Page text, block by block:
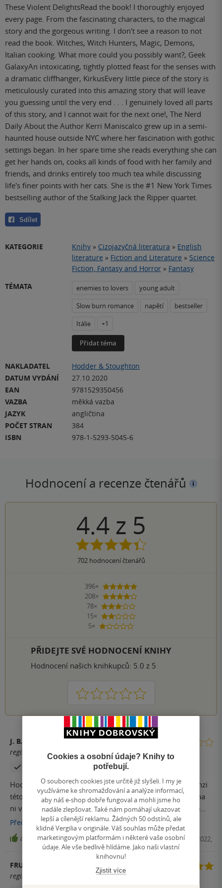
These Violent DelightsRead the book! I thoroughly enjoyed
every page. From the fascinating characters, to the magical
story and the gorgeous writing. I don't see a reason to not
read the book. Witches, Witch Hunters, Magic, Demons,
Italian cooking. What more could you possibly want?, Geek
GalaxyAn intoxicating, tightly plotted feast for the senses with
a dramatic cliffhanger, KirkusEvery little piece of the story is
meticulously curated into this amazing story that will leave
you guessing until the very end . . . I genuinely loved all parts
of this story, and I cannot wait for the next one!, The Nerd
Daily About the Author Kerri Maniscalco grew up in a semi-
haunted house outside NYC where her fascination with gothic
settings began. In her spare time she reads everything she can
get her hands on, cooks all kinds of food with her family and
friends, and drinks entirely too much tea while discussing
life's finer points with her cats. She is the #1 New York Times
bestselling author of the Stalking Jack the Ripper quartet.
Sdílet
KATEGORIE Knihy » Cizojazyčná literatura » English
literature » Fiction and Literature » Science
Fiction, Fantasy and Horror » Fantasy
TÉMATA
enemies to lovers
young adult
Slow burn romance
napětí
bestseller
Itálie
+1
Přidat téma
NAKLADATEL
Hodder & Stoughton
DATUM VYDÁNÍ
27.10.2020
EAN
9781529350456
VAZBA
měkká vazba
JAZYK
angličtina
POČET STRAN
384
ISBN
978-1-5293-5045-6
Hodnocení a recenze čtenářů
4.4 z 5
702hodnocení čtenářů
396×
5 hvězdiček
208×
4 hvězdičky
78×
3 hvězdičky
15×
2 hvězdičky
5×
1 hvezdička
PŘIDEJTE SVÉ HODNOCENÍ KNIHY
Hodnocení našich knihkupců: 5.0 z 5
1 2 3 4 5
J. B.
registrovaný uživatel
Hodnocení: 1,2/5* . SPOILER ALERT! . Popravdě? K recenzi
této knihy se odhodlávám 4 měsíce a pokaždé, když si na
ni vzpomenu se strašně naštvu, za mě je tohle přešlap a
mrzí mě to, očividně se to dost lidem líbí, ale já se přes to
nemůžu dostat. Dokonce jsem si i udělala poznámky na
vše, co mi přijde nelogické, divné a nebo prostě hloupé.
Děj se odehrává v Itálii v Palermu, díky tomu nedostáváme
nijak podrobný nebo přehledný popis místa a města, ve
kterém hlavní postava žije. Hlavní postava: má sestru, je
Přečíst více
40 E-kniha, King Cool, 2022,
FRUITYMAN
registrovaný uživatel
Cookies a osobní údaje? Knihy to
potřebují.
O souborech cookies jste určitě již slyšeli. I my je
využíváme ke shromažďování a analýze informací,
aby náš e-shop dobře fungoval a mohli jsme ho
nadále zlepšovat. Také nám pomáhají ukazovat
lepší a cílenější reklamu. Žádných 50 odstínů, ale
klidně Vergilia v originále. Váš souhlas může předat
marketingovým platformám i některé vaše osobní
údaje. Ale vše bedlivě hlídáme. Jako naši vlastní
knihovnu!
Zjistit více